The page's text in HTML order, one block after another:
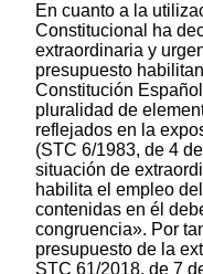
En cuanto a la
Constitucional ha
extraordinaria y
presupuesto
Constitución
pluralidad de
reflejados en la
(STC 6/1983, de 4
situación de
habilita el empleo
contenidas en él
congruencia». Por
presupuesto de la
STC 61/2018, de 7